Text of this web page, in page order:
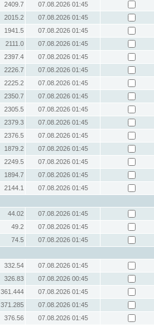
2409.7
07.08.2026 01:45
2015.2
07.08.2026 01:45
1941.5
07.08.2026 01:45
2111.0
07.08.2026 01:45
2397.4
07.08.2026 01:45
2226.7
07.08.2026 01:45
2225.2
07.08.2026 01:45
2350.7
07.08.2026 01:45
2305.5
07.08.2026 01:45
2379.3
07.08.2026 01:45
2376.5
07.08.2026 01:45
1879.2
07.08.2026 01:45
2249.5
07.08.2026 01:45
1894.7
07.08.2026 01:45
2144.1
07.08.2026 01:45
44.02
07.08.2026 01:45
49.2
07.08.2026 01:45
74.5
07.08.2026 01:45
332.54
07.08.2026 01:45
326.83
07.08.2026 00:45
361.444
07.08.2026 01:45
371.285
07.08.2026 01:45
376.56
07.08.2026 01:45